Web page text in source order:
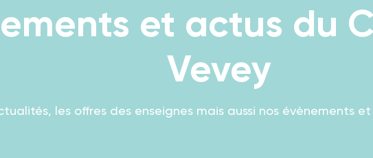
et actus du
Vevey
les offres des enseignes mais aussi nos évènements